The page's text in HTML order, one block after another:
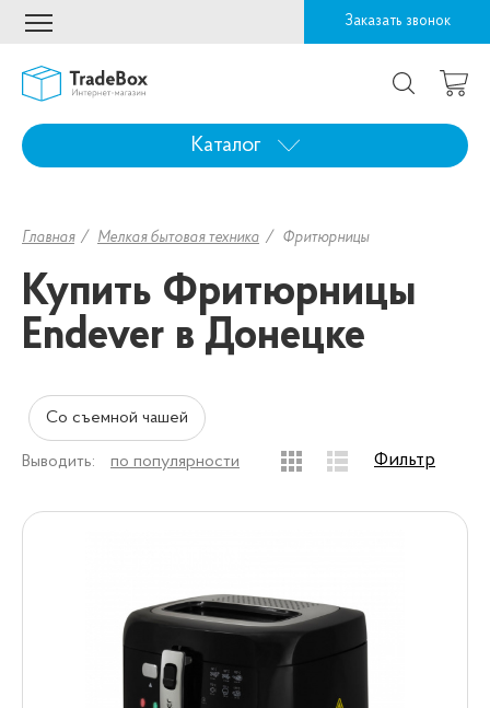
Заказать звонок
Каталог
Главная Мелкая бытовая техника Фритюрницы
Купить Фритюрницы
Endever в Донецке
Со съемной чашей
Выводить: по популярности Фильтр